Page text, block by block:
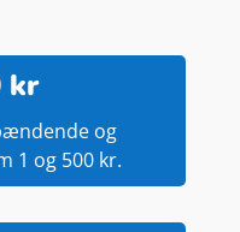
kr
og
1 og 500 kr.